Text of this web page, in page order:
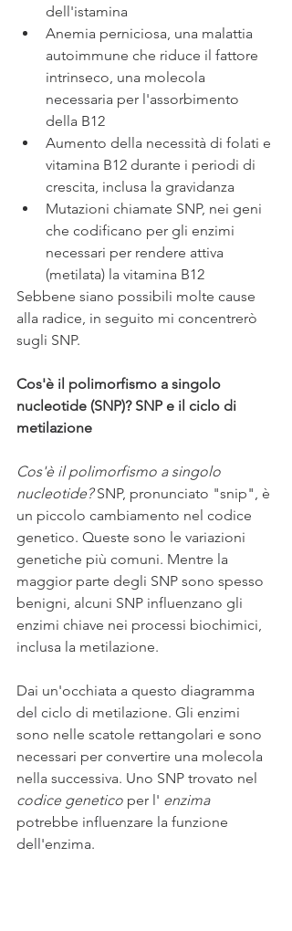
dell'istamina
Anemia perniciosa, una malattia
autoimmune che riduce il fattore
intrinseco, una molecola
necessaria per l'assorbimento
della B12
Aumento della necessità di folati e
vitamina B12 durante i periodi di
crescita, inclusa la gravidanza
Mutazioni chiamate SNP, nei geni
che codificano per gli enzimi
necessari per rendere attiva
(metilata) la vitamina B12
Sebbene siano possibili molte cause
alla radice, in seguito mi concentrerò
sugli SNP.
Cos'è il polimorfismo a singolo
nucleotide (SNP)? SNP e il ciclo di
metilazione
Cos'è il polimorfismo a singolo
nucleotide? SNP, pronunciato "snip", è
un piccolo cambiamento nel codice
genetico. Queste sono le variazioni
genetiche più comuni. Mentre la
maggior parte degli SNP sono spesso
benigni, alcuni SNP influenzano gli
enzimi chiave nei processi biochimici,
inclusa la metilazione.
Dai un'occhiata a questo diagramma
del ciclo di metilazione. Gli enzimi
sono nelle scatole rettangolari e sono
necessari per convertire una molecola
nella successiva. Uno SNP trovato nel
codice genetico per l' enzima
potrebbe influenzare la funzione
dell'enzima.